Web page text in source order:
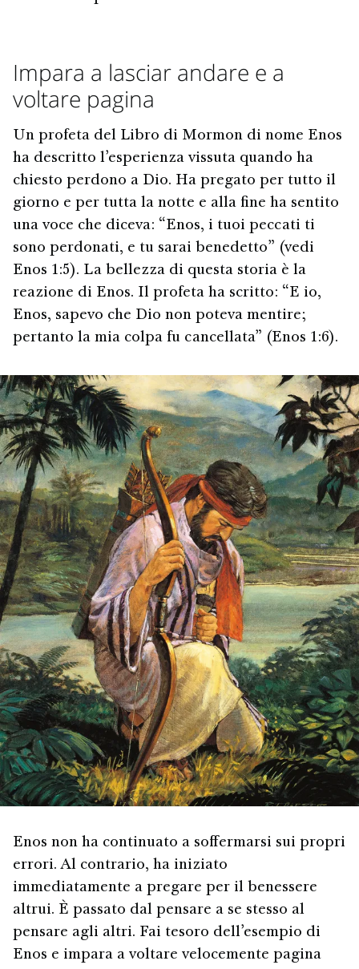
Impara a lasciar andare e a
voltare pagina
Un profeta del Libro di Mormon di nome Enos
ha descritto l’esperienza vissuta quando ha
chiesto perdono a Dio. Ha pregato per tutto il
giorno e per tutta la notte e alla fine ha sentito
una voce che diceva: “Enos, i tuoi peccati ti
sono perdonati, e tu sarai benedetto” (vedi
Enos 1:5). La bellezza di questa storia è la
reazione di Enos. Il profeta ha scritto: “E io,
Enos, sapevo che Dio non poteva mentire;
pertanto la mia colpa fu cancellata” (Enos 1:6).
Enos non ha continuato a soffermarsi sui propri
errori. Al contrario, ha iniziato
immediatamente a pregare per il benessere
altrui. È passato dal pensare a se stesso al
pensare agli altri. Fai tesoro dell’esempio di
Enos e impara a voltare velocemente pagina